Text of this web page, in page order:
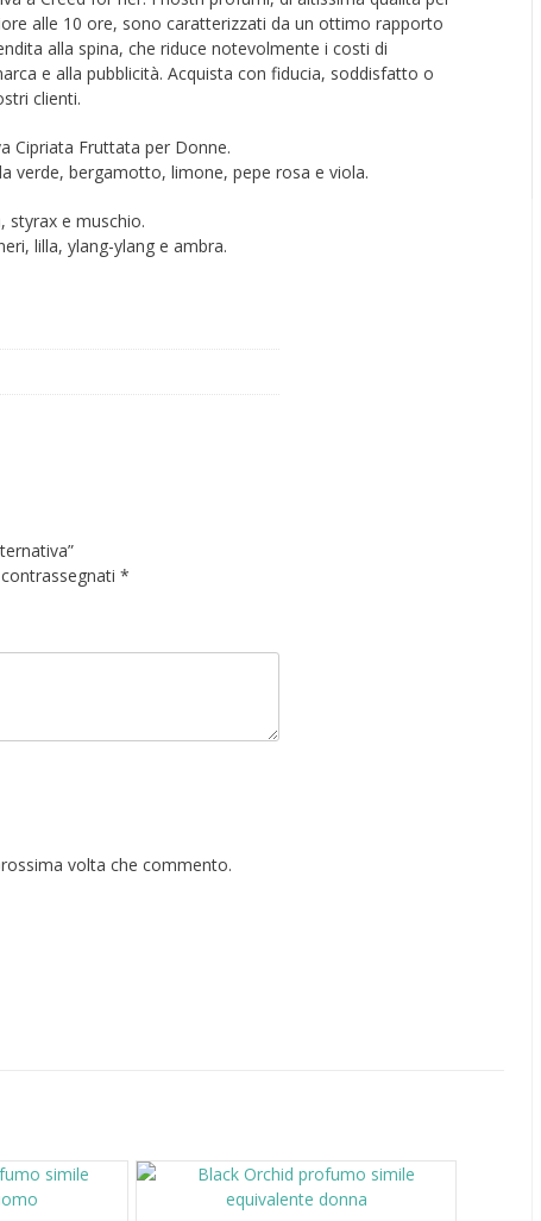
alle 10 ore, sono caratterizzati da un ottimo rapporto
alla spina, che riduce notevolmente i costi di
e alla pubblicità. Acquista con fiducia, soddisfatto o
clienti.
Cipriata Fruttata per Donne.
verde, bergamotto, limone, pepe rosa e viola.
styrax e muschio.
lilla, ylang-ylang e ambra.
*
volta che commento.